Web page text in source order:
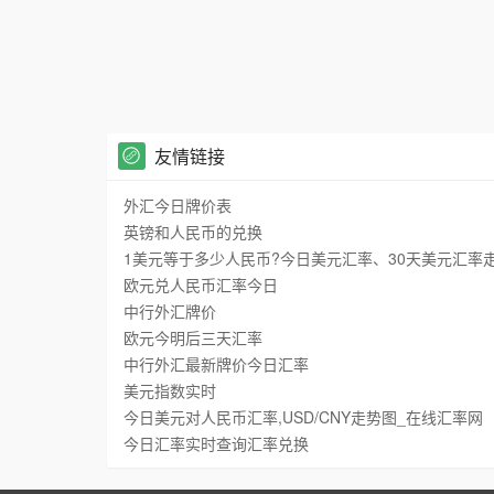
友情链接
外汇今日牌价表
英镑和人民币的兑换
1美元等于多少人民币?今日美元汇率、30天美元汇率
欧元兑人民币汇率今日
中行外汇牌价
欧元今明后三天汇率
中行外汇最新牌价今日汇率
美元指数实时
今日美元对人民币汇率,USD/CNY走势图_在线汇率网
今日汇率实时查询汇率兑换